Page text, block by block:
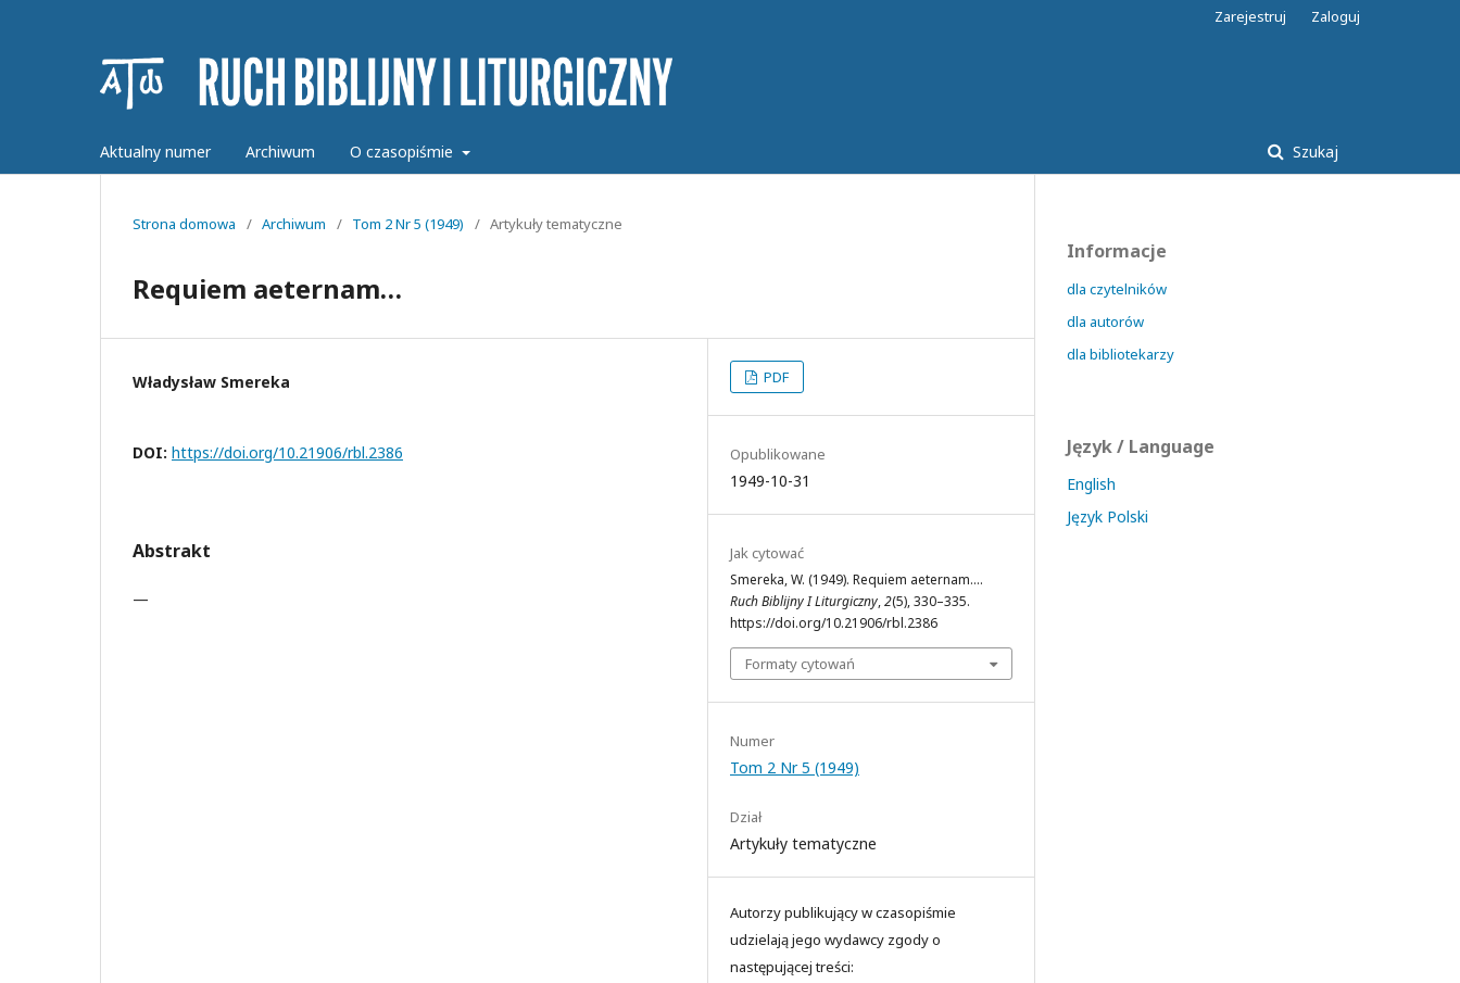
Aktualny numer Archiwum O czasopiśmie Szukaj
Zarejestruj Zaloguj
Strona domowa / Archiwum / Tom 2 Nr 5 (1949) / Artykuły tematyczne
Requiem aeternam…
Władysław Smereka
DOI: https://doi.org/10.21906/rbl.2386
Abstrakt
—
PDF
Opublikowane
1949-10-31
Jak cytować
Smereka, W. (1949). Requiem aeternam….
Ruch Biblijny I Liturgiczny,2(5), 330–335.
https://doi.org/10.21906/rbl.2386
Formaty cytowań
Numer
Tom 2 Nr 5 (1949)
Dział
Artykuły tematyczne
Autorzy publikujący w czasopiśmie
udzielają jego wydawcy zgody o
następującej treści:
Informacje
dla czytelników
dla autorów
dla bibliotekarzy
Język / Language
English
Język Polski